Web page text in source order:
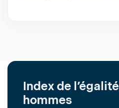
Index de
hommes